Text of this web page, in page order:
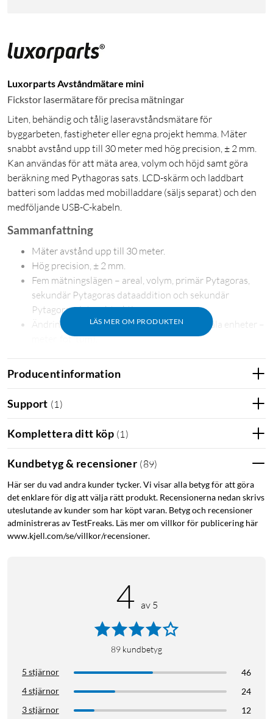
Luxorparts Avståndmätare mini
Fickstor lasermätare för precisa mätningar
Liten, behändig och tålig laseravståndsmätare för
byggarbeten, fastigheter eller egna projekt hemma. Mäter
snabbt avstånd upp till 30 meter med hög precision, ± 2 mm.
Kan användas för att mäta area, volym och höjd samt göra
beräkning med Pythagoras sats. LCD-skärm och laddbart
batteri som laddas med mobilladdare (säljs separat) och den
medföljande USB-C-kabeln.
LÄS MER OM PRODUKTEN
Sammanfattning
Mäter avstånd upp till 30 meter.
Hög precision, ± 2 mm.
Fem mätningslägen – areal, volym, primär Pytagoras,
sekundär Pytagoras dataaddition och sekundär
Pytagoras datasubtraktion.
Ändring av måttenhet (metriska och imperiala enheter –
meter, fot, tum).
sekunder i viloläge.
Varning! Titta inte direkt in i laserlinsen eftersom detta kan
skada dina ögon.
Specifikationer
Material: aluminiumlegering
Lasertyp: klass 2, 630~670 nm, <1 mw>
Noggrannhet: ±2 mm
Mätområde: 3 cm till 30 m
Batteri: 250 mAh li-ion
Laddning: USB-C-port, ca 70 min
Producentinformation
Support (1 )
Komplettera ditt köp (1 )
Kundbetyg & recensioner (89)
Här ser du vad andra kunder tycker. Vi visar alla betyg för att göra
det enklare för dig att välja rätt produkt. Recensionerna nedan skrivs
uteslutande av kunder som har köpt varan. Betyg och recensioner
administreras av TestFreaks. Läs mer om villkor för publicering här
www.kjell.com/se/villkor/recensioner.
4 av 5
89 kundbetyg
5 stjärnor
46
4 stjärnor
24
3 stjärnor
12